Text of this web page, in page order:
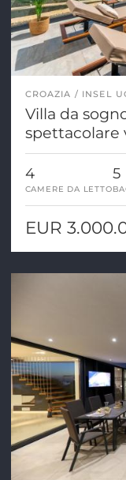
CROAZIA INSEL
Villa da
spettacolare
4
CAMERE DA LETTO
5
EUR